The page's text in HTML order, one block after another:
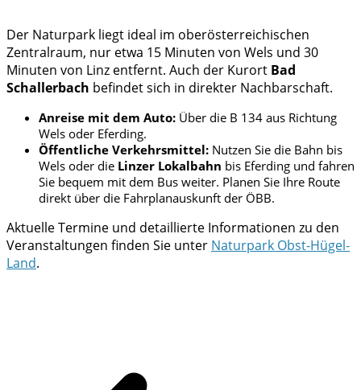
Der Naturpark liegt ideal im oberösterreichischen
Zentralraum, nur etwa 15 Minuten von Wels und 30
Minuten von Linz entfernt. Auch der Kurort Bad
Schallerbach befindet sich in direkter Nachbarschaft.
Anreise mit dem Auto: Über die B 134 aus Richtung
Wels oder Eferding.
Öffentliche Verkehrsmittel: Nutzen Sie die Bahn bis
Wels oder die Linzer Lokalbahn bis Eferding und fahren
Sie bequem mit dem Bus weiter. Planen Sie Ihre Route
direkt über die Fahrplanauskunft der ÖBB.
Aktuelle Termine und detaillierte Informationen zu den
Veranstaltungen finden Sie unter Naturpark Obst-Hügel-
Land.